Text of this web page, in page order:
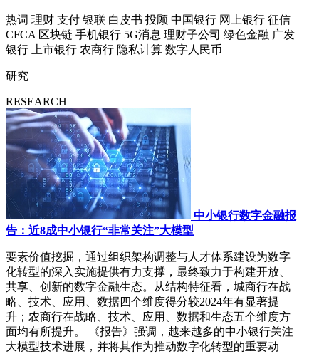
热词 理财 支付 银联 白皮书 投顾 中国银行 网上银行 征信
CFCA 区块链 手机银行 5G消息 理财子公司 绿色金融 广发
银行
上市银行 农商行 隐私计算 数字人民币
研究
RESEARCH
中小银行数字金融报
告：近8成中小银行“非常关注”大模型
要素价值挖掘，通过组织架构调整与人才体系建设为数字
化转型的深入实施提供有力支撑，最终致力于构建开放、
共享、创新的数字金融生态。从结构特征看，城商行在战
略、技术、应用、数据四个维度得分较2024年有显著提
升；农商行在战略、技术、应用、数据和生态五个维度方
面均有所提升。 《报告》强调，越来越多的中小银行关注
大模型技术进展，并将其作为推动数字化转型的重要动